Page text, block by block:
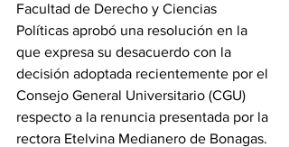
Facultad de Derecho y Ciencias
Políticas aprobó una resolución en la
que expresa su desacuerdo con la
decisión adoptada recientemente por el
Consejo General Universitario (CGU)
respecto a la renuncia presentada por la
rectora Etelvina Medianero de Bonagas.